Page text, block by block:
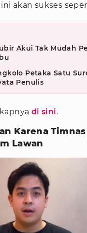
akan sukses
Akui Tak Mudah
Petaka Satu
Penulis
di sini.
Karena
Lawan